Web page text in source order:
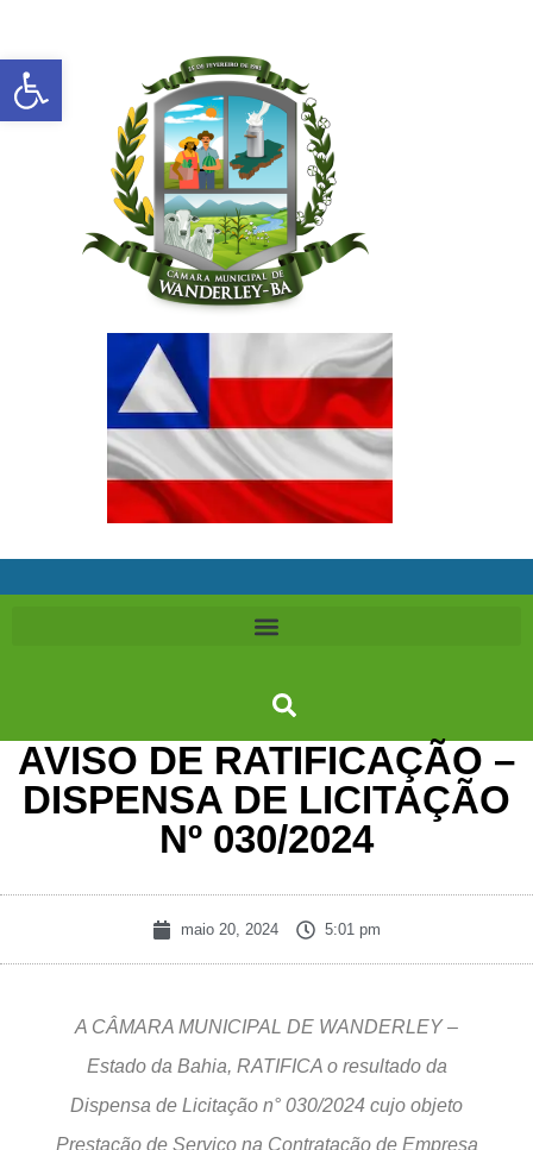
AVISO DE RATIFICAÇÃO –
DISPENSA DE LICITAÇÃO
Nº 030/2024
maio 20, 2024 5:01 pm
A CÂMARA MUNICIPAL DE WANDERLEY –
Estado da Bahia, RATIFICA o resultado da
Dispensa de Licitação n° 030/2024 cujo objeto
Prestação de Serviço na Contratação de Empresa
Abrir a barra de ferramentas